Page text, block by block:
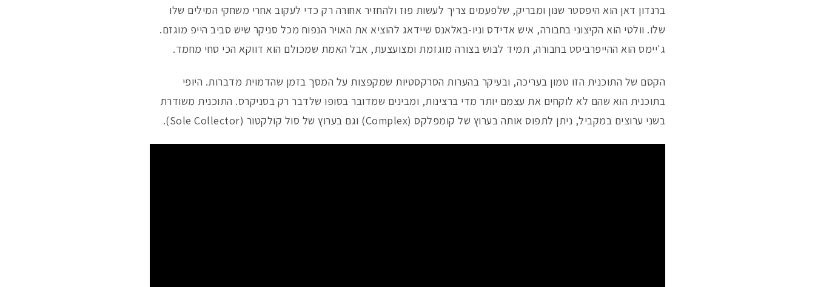
ברנדון דאן הוא היפסטר שנון ומבריק, שלפעמים צריך לעשות פוז ולהחזיר אחורה רק כדי לעקוב אחרי משחקי המילים שלו
שלו. וולטי הוא הקיצוני בחבורה, איש אדידס וניו-באלאנס שיידאג להוציא את האויר הנפוח מכל סניקר שיש סביב הייפ מוגזם.
ג'יימס הוא ההייפרביסט בחבורה, תמיד לבוש בצורה מוגזמת ומצועצעת, אבל האמת שמכולם הוא דווקא הכי סחי מחמד.
הקסם של התוכנית הזו טמון בעריכה, ובעיקר בהערות הסרקסטיות שמקפצות על המסך בזמן שהדמוית מדברות. היופי
בתוכנית הוא שהם לא לוקחים את עצמם יותר מדי ברצינות, ומבינים שמדובר בסופו שלדבר רק בסניקרס. התוכנית משודרת
בשני ערוצים במקביל, ניתן לתפוס אותה בערוץ של קומפלקס (Complex) וגם בערוץ של סול קולקטור (Sole Collector).